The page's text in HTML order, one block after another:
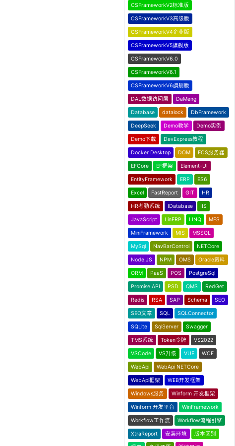
CSFrameworkV2标准版
CSFrameworkV3高级版
CSFrameworkV4企业版
CSFrameworkV5旗舰版
CSFrameworkV6.0
CSFrameworkV6.1
CSFrameworkV6旗舰版
DAL数据访问层 DaMeng
Database datalock DbFramework
DeepSeek Demo教学 Demo实例
Demo下载 DevExpress教程
Docker Desktop DOM ECS服务器
EFCore EF框架 Element-UI
EntityFramework ERP ES6
Excel FastReport GIT HR
HR考勤系统 IDatabase IIS
JavaScript LinERP LINQ MES
MiniFramework MIS MSSQL
MySql NavBarControl NETCore
Node.JS NPM OMS Oracle资料
ORM PaaS POS PostgreSql
Promise API PSD QMS RedGet
Redis RSA SAP Schema SEO
SEO文章 SQL SQLConnector
SQLite SqlServer Swagger
TMS系统 Token令牌 VS2022
VSCode VS升级 VUE WCF
WebApi WebApi NETCore
WebApi框架 WEB开发框架
Windows服务 Winform 开发框架
Winform 开发平台 WinFramework
Workflow工作流 Workflow流程引擎
XtraReport 安装环境 版本区别